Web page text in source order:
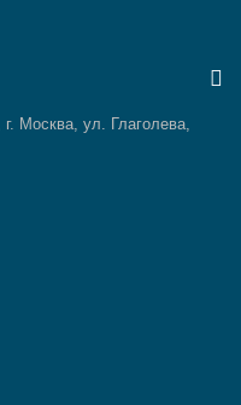
Москва, ул. Глаголева,